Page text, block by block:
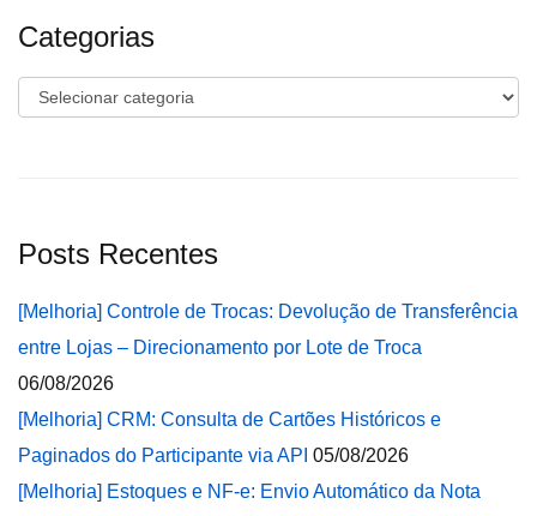
Categorias
Categorias
Posts Recentes
[Melhoria] Controle de Trocas: Devolução de Transferência
entre Lojas – Direcionamento por Lote de Troca
06/08/2026
[Melhoria] CRM: Consulta de Cartões Históricos e
Paginados do Participante via API 05/08/2026
[Melhoria] Estoques e NF-e: Envio Automático da Nota